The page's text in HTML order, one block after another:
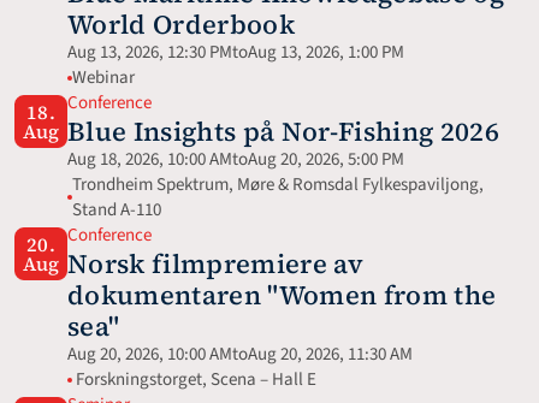
World Orderbook
Aug 13, 2026, 12:30 PMtoAug 13, 2026, 1:00 PM
Webinar
18.
Aug
Conference
Blue Insights på Nor-Fishing 2026
Aug 18, 2026, 10:00 AMtoAug 20, 2026, 5:00 PM
Trondheim Spektrum, Møre & Romsdal Fylkespaviljong,
Stand A-110
20.
Aug
Conference
Norsk filmpremiere av
dokumentaren "Women from the
sea"
Aug 20, 2026, 10:00 AMtoAug 20, 2026, 11:30 AM
Forskningstorget, Scena – Hall E